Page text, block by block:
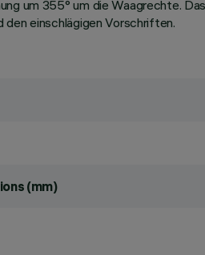
um 355° um die Waagrechte.
einschlägigen Vorschriften.
(mm)